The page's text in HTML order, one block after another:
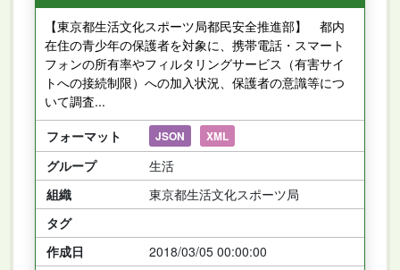
【東京都生活文化スポーツ局都民安全推進部】 都内
在住の青少年の保護者を対象に、携帯電話・スマート
フォンの所有率やフィルタリングサービス（有害サイ
トへの接続制限）への加入状況、保護者の意識等につ
いて調査...
フォーマット
JSON XML
グループ
生活
組織
東京都生活文化スポーツ局
タグ
作成日
2018/03/05 00:00:00